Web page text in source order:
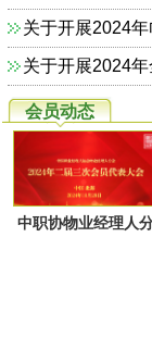
关于开展2024
会员动态
中职协物业经理人